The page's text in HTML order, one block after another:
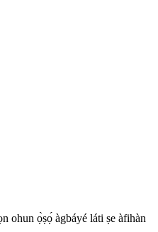
ohun ọ̀ṣọ́ àgbáyé láti ṣe àfihàn